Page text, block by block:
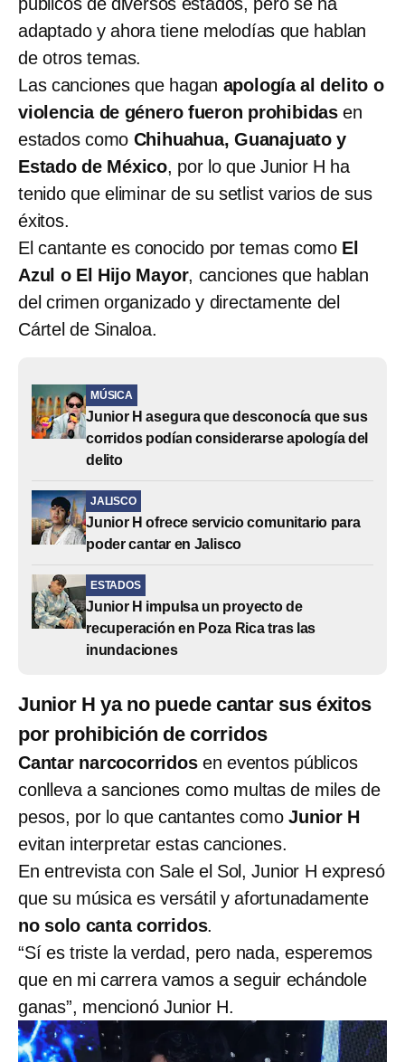
adaptado y ahora tiene melodías que hablan
de otros temas.
Las canciones que hagan apología al delito o
violencia de género fueron prohibidas en
estados como Chihuahua, Guanajuato y
Estado de México, por lo que Junior H ha
tenido que eliminar de su setlist varios de sus
éxitos.
El cantante es conocido por temas como El
Azul o El Hijo Mayor, canciones que hablan
del crimen organizado y directamente del
Cártel de Sinaloa.
MÚSICA
Junior H asegura que desconocía que sus
corridos podían considerarse apología del
delito
JALISCO
Junior H ofrece servicio comunitario para
poder cantar en Jalisco
ESTADOS
Junior H impulsa un proyecto de
recuperación en Poza Rica tras las
inundaciones
Junior H ya no puede cantar sus éxitos
por prohibición de corridos
Cantar narcocorridosen eventos públicos
conlleva a sanciones como multas de miles de
pesos, por lo que cantantes como Junior H
evitan interpretar estas canciones.
En entrevista con Sale el Sol, Junior H expresó
que su música es versátil y afortunadamente
no solo canta corridos.
“Sí es triste la verdad, pero nada, esperemos
que en mi carrera vamos a seguir echándole
ganas”, mencionó Junior H.